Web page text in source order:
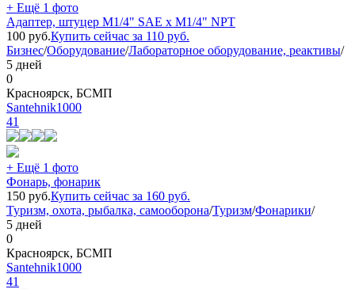
+ Ещё 1 фото
Адаптер, штуцер M1/4" SAE х M1/4" NPT
100 руб.Купить сейчас за 110 руб.
Бизнес/Оборудование/Лабораторное оборудование, реактивы/
5 дней
0
Красноярск, БСМП
Santehnik1000
41
+ Ещё 1 фото
Фонарь, фонарик
150 руб.Купить сейчас за 160 руб.
Туризм, охота, рыбалка, самооборона/Туризм/Фонарики/
5 дней
0
Красноярск, БСМП
Santehnik1000
41